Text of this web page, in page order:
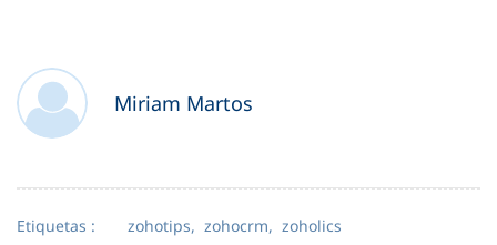
Miriam Martos
Etiquetas : zohotips, zohocrm, zoholics